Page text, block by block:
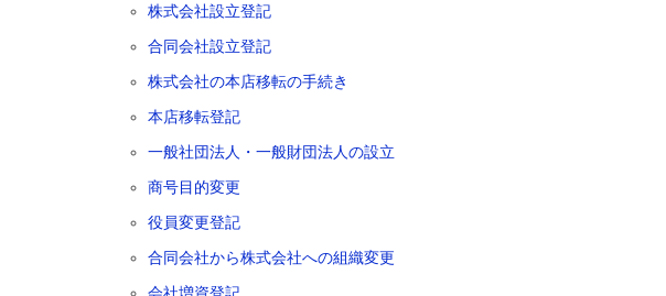
株式会社設立登記
合同会社設立登記
株式会社の本店移転の手続き
本店移転登記
一般社団法人・一般財団法人の設立
商号目的変更
役員変更登記
合同会社から株式会社への組織変更
会社増資登記